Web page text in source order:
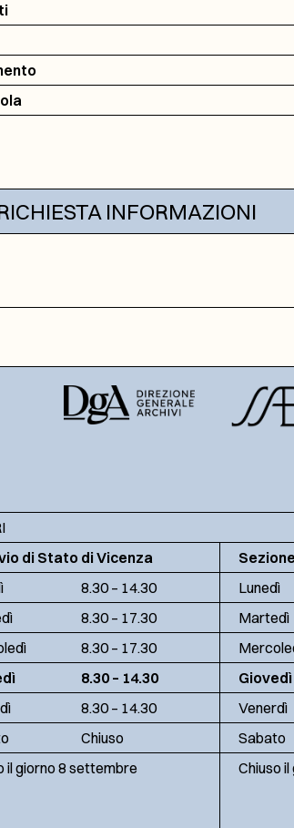
INFORMAZIONI
di Stato di Vicenza
8.30 – 14.30
8.30 – 17.30
8.30 – 17.30
8.30 – 14.30
8.30 – 14.30
Chiuso
il giorno 8 settembre
Lunedì
Martedì
Giovedì
Venerdì
Sabato
Chiuso